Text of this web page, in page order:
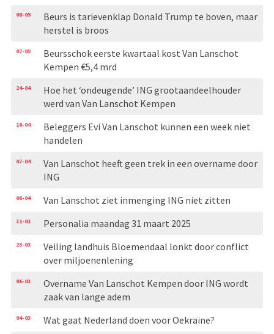
08-05
Beurs is tarievenklap Donald Trump te boven, maar
herstel is broos
07-05
Beursschok eerste kwartaal kost Van Lanschot
Kempen €5,4 mrd
24-04
Hoe het ‘ondeugende’ ING grootaandeelhouder
werd van Van Lanschot Kempen
16-04
Beleggers Evi Van Lanschot kunnen een week niet
handelen
07-04
Van Lanschot heeft geen trek in een overname door
ING
06-04 Van Lanschot ziet inmenging ING niet zitten
31-03 Personalia maandag 31 maart 2025
25-03
Veiling landhuis Bloemendaal lonkt door conflict
over miljoenenlening
06-03
Overname Van Lanschot Kempen door ING wordt
zaak van lange adem
04-03 Wat gaat Nederland doen voor Oekraïne?